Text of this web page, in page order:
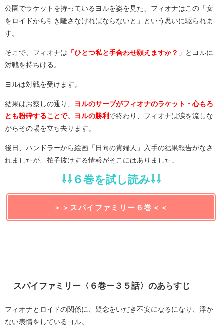
公園でラケットを持っているヨルを姿を見た、フィオナはこの「女
をロイドから引き離さなければならないと」という思いに駆られま
す。
そこで、フィオナは 「ひとつ私と手合わせ願えますか？」 とヨルに
対戦を持ちける。
ヨルは対戦を受けます。
結果はお察しの通り、
ヨルのサーブがフィオナのラケット・心もろ
とも粉砕することで、ヨルの勝利 で終わり、フィオナは涙を流しな
がらその場を立ち去ります。
後日、ハンドラーから絵画「日向の貴婦人」入手の結果報告がなさ
れましたが、拍子抜けする情報がそこにはありました。
⇩⇩６巻を試し読み⇩⇩
＞＞スパイファミリー６巻＜＜
スパイファミリー〈６巻ー３５話〉のあらすじ
フィオナとロイドの関係に、疑念をいだき不安になるになり、浮か
ない表情をしているヨル。